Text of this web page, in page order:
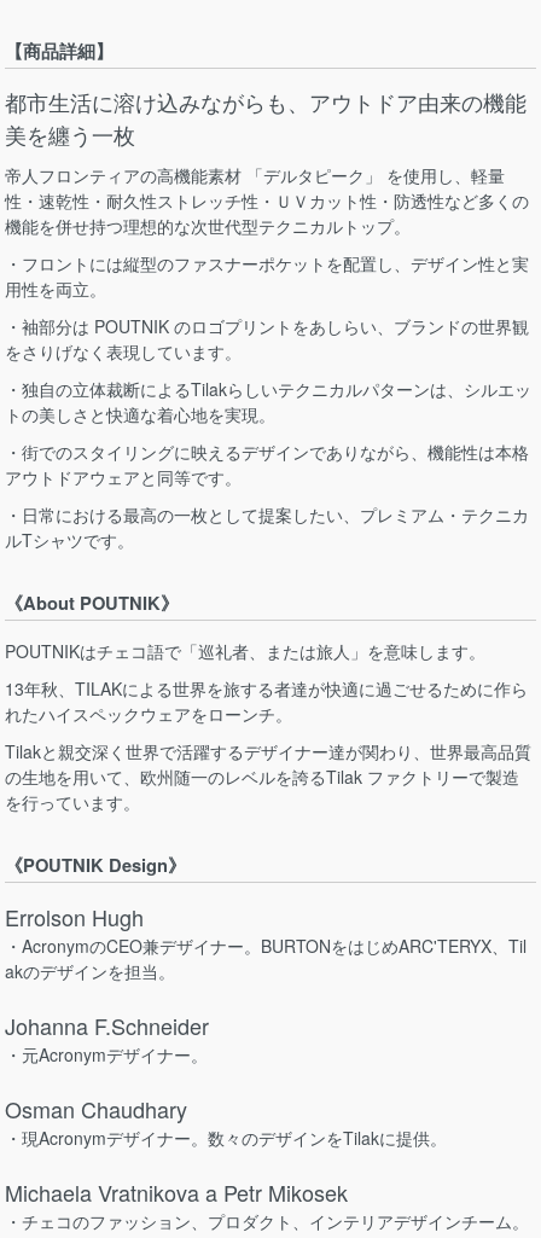
【商品詳細】
都市生活に溶け込みながらも、アウトドア由来の機能
美を纏う一枚
帝人フロンティアの高機能素材 「デルタピーク」 を使用し、軽量
性・速乾性・耐久性ストレッチ性・ＵＶカット性・防透性など多くの
機能を併せ持つ理想的な次世代型テクニカルトップ。
・フロントには縦型のファスナーポケットを配置し、デザイン性と実
用性を両立。
・袖部分は POUTNIK のロゴプリントをあしらい、ブランドの世界観
をさりげなく表現しています。
・独自の立体裁断によるTilakらしいテクニカルパターンは、シルエッ
トの美しさと快適な着心地を実現。
・街でのスタイリングに映えるデザインでありながら、機能性は本格
アウトドアウェアと同等です。
・日常における最高の一枚として提案したい、プレミアム・テクニカ
ルTシャツです。
《About POUTNIK》
POUTNIKはチェコ語で「巡礼者、または旅人」を意味します。
13年秋、TILAKによる世界を旅する者達が快適に過ごせるために作ら
れたハイスペックウェアをローンチ。
Tilakと親交深く世界で活躍するデザイナー達が関わり、世界最高品質
の生地を用いて、欧州随一のレベルを誇るTilak ファクトリーで製造
を行っています。
《POUTNIK Design》
Errolson Hugh
・AcronymのCEO兼デザイナー。BURTONをはじめARC'TERYX、Til
akのデザインを担当。
Johanna F.Schneider
・元Acronymデザイナー。
Osman Chaudhary
・現Acronymデザイナー。数々のデザインをTilakに提供。
Michaela Vratnikova a Petr Mikosek
・チェコのファッション、プロダクト、インテリアデザインチーム。